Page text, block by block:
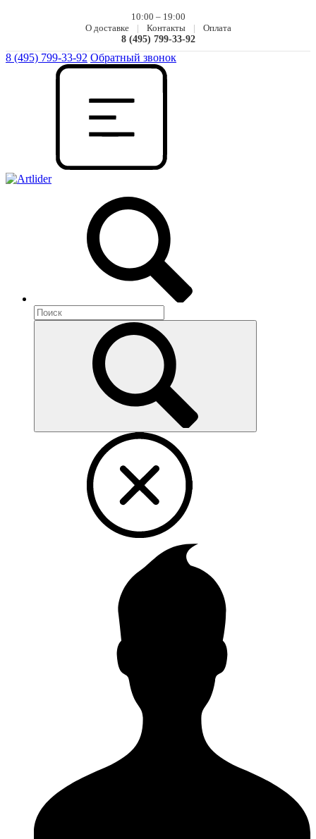
10:00 – 19:00
О доставке
| Контакты |
Оплата
8 (495) 799-33-92
8 (495) 799-33-92 Обратный звонок